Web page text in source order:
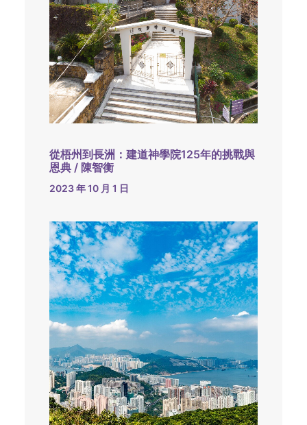
從梧州到長洲：建道神學院125年的挑戰與
恩典 / 陳智衡
2023 年 10 月 1 日